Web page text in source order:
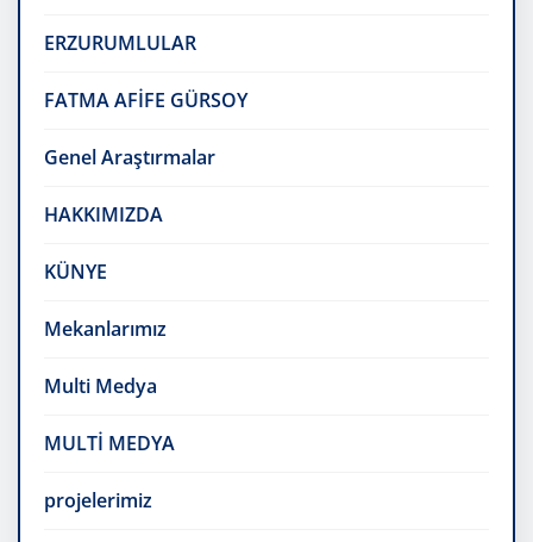
ERZURUMLULAR
FATMA AFİFE GÜRSOY
Genel Araştırmalar
HAKKIMIZDA
KÜNYE
Mekanlarımız
Multi Medya
MULTİ MEDYA
projelerimiz